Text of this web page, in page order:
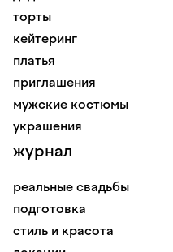
торты
кейтеринг
платья
приглашения
мужские костюмы
украшения
журнал
реальные свадьбы
подготовка
стиль и красота